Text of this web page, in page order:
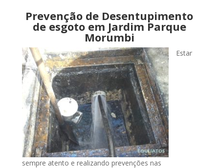
Prevenção de Desentupimento
de esgoto em Jardim Parque
Morumbi
Estar
sempre atento e realizando prevenções nas